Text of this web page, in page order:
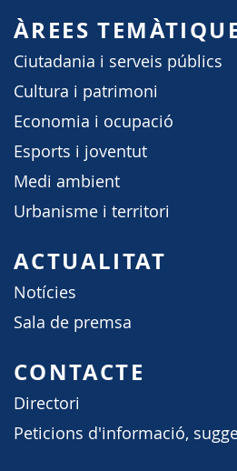
ÀREES
Ciutadania i serveis públics
Cultura i patrimoni
Economia i ocupació
Esports i joventut
Medi ambient
Urbanisme i territori
ACTUALITAT
Notícies
Sala de premsa
CONTACTE
Directori
Peticions d'informació,